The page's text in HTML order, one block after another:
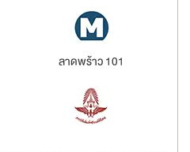
ลาดพร้าว 101